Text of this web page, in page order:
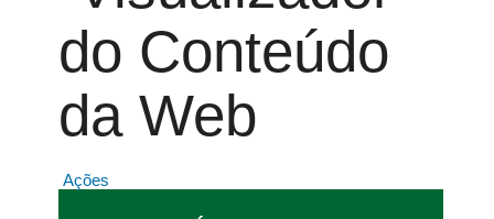
do Conteúdo
da Web
Ações